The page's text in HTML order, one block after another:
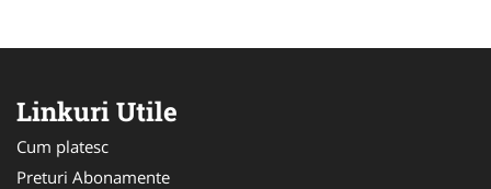
Linkuri Utile
Cum platesc
Preturi Abonamente